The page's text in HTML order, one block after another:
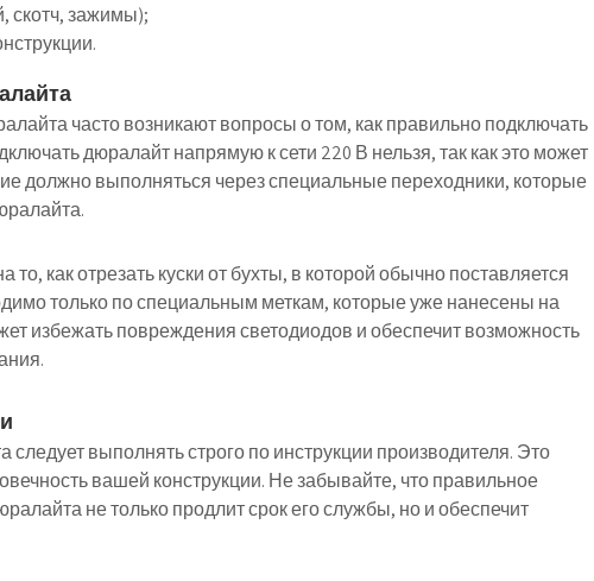
скотч, зажимы);
часто возникают вопросы о том, как правильно подключать
дюралайт напрямую к сети 220 В нельзя, так как это может
должно выполняться через специальные переходники, которые
то, как отрезать куски от бухты, в которой обычно поставляется
только по специальным меткам, которые уже нанесены на
избежать повреждения светодиодов и обеспечит возможность
выполнять строго по инструкции производителя. Это
вашей конструкции. Не забывайте, что правильное
не только продлит срок его службы, но и обеспечит